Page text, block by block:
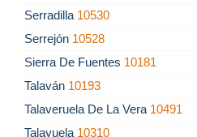
Serradilla 10530
Serrejón 10528
Sierra De Fuentes 10181
Talaván 10193
Talaveruela De La Vera 10491
Talayuela 10310